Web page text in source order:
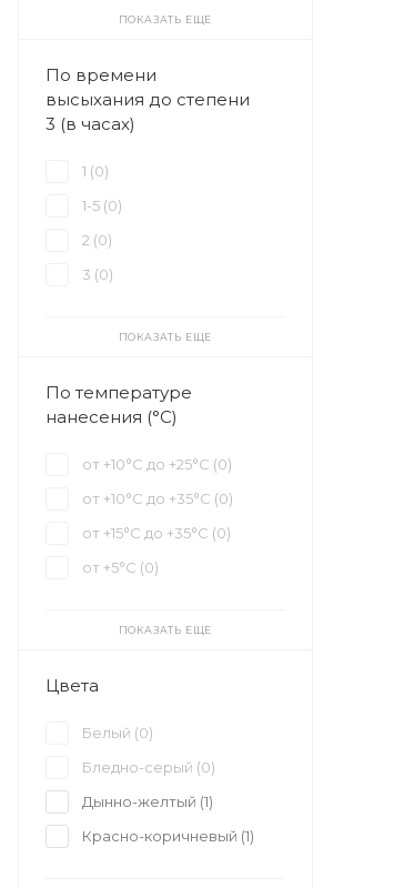
ПОКАЗАТЬ ЕЩЕ
По времени
высыхания до степени
3 (в часах)
1 (0)
1-5 (0)
2 (0)
3 (0)
ПОКАЗАТЬ ЕЩЕ
По температуре
нанесения (°С)
от +10°С до +25°С (0)
от +10°С до +35°С (0)
от +15°С до +35°С (0)
от +5°С (0)
ПОКАЗАТЬ ЕЩЕ
Цвета
Белый (0)
Бледно-серый (0)
Дынно-желтый (1)
Красно-коричневый (1)